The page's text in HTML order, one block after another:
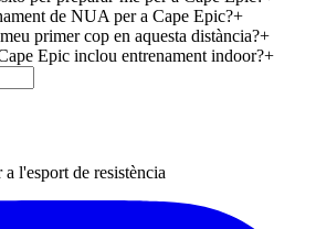
de NUA per a Cape Epic?+
primer cop en aquesta distància?+
Epic inclou entrenament indoor?+
l'esport de resistència